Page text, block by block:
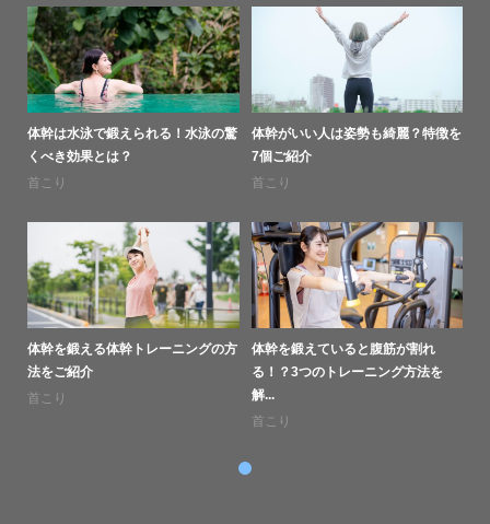
体幹は水泳で鍛えられる！水泳の驚
くべき効果とは？
首こり
体幹がいい人は姿勢も綺麗？特徴を
7個ご紹介
首こり
体幹を鍛える体幹トレーニングの方
法をご紹介
首こり
体幹を鍛えていると腹筋が割れ
る！？3つのトレーニング方法を
解...
首こり